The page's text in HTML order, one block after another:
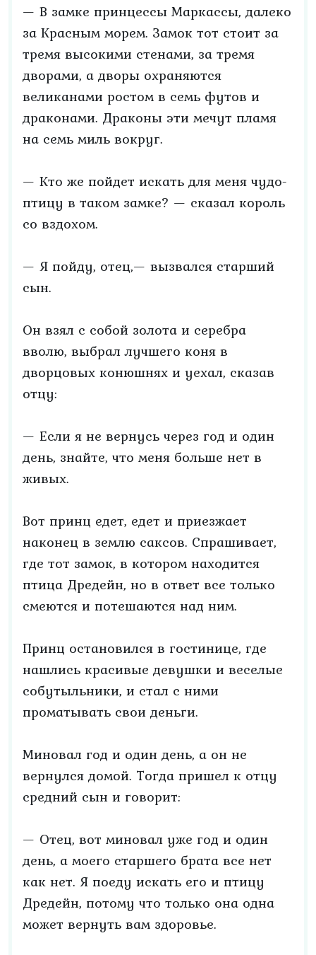
— В замке принцессы Маркассы, далеко
за Красным морем. Замок тот стоит за
тремя высокими стенами, за тремя
дворами, а дворы охраняются
великанами ростом в семь футов и
драконами. Драконы эти мечут пламя
на семь миль вокруг.
— Кто же пойдет искать для меня чудо-
птицу в таком замке? — сказал король
со вздохом.
— Я пойду, отец,— вызвался старший
сын.
Он взял с собой золота и серебра
вволю, выбрал лучшего коня в
дворцовых конюшнях и уехал, сказав
отцу:
— Если я не вернусь через год и один
день, знайте, что меня больше нет в
живых.
Вот принц едет, едет и приезжает
наконец в землю саксов. Спрашивает,
где тот замок, в котором находится
птица Дредейн, но в ответ все только
смеются и потешаются над ним.
Принц остановился в гостинице, где
нашлись красивые девушки и веселые
собутыльники, и стал с ними
проматывать свои деньги.
Миновал год и один день, а он не
вернулся домой. Тогда пришел к отцу
средний сын и говорит:
— Отец, вот миновал уже год и один
день, а моего старшего брата все нет
как нет. Я поеду искать его и птицу
Дредейн, потому что только она одна
может вернуть вам здоровье.